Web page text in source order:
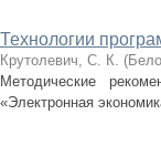
Технологии
Крутолевич, С. К. (
Методические
«Электронная